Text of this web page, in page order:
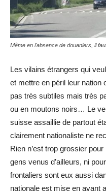
Même en l'absence de douaniers, il
Les vilains étrangers qui
et mettre en péril leur nation
pas très subtiles mais très
ou en moutons noirs… Le
suisse assaillie de partout
clairement nationaliste ne
Rien n’est trop grossier
gens venus d’ailleurs, ni
frontaliers sont eux aussi
nationale est mise en avant